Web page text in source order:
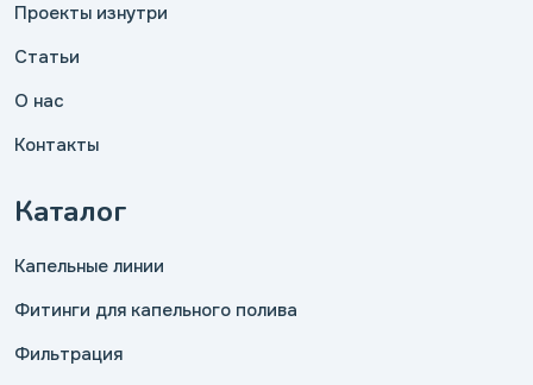
Проекты изнутри
Статьи
О нас
Контакты
Каталог
Капельные линии
Фитинги для капельного полива
Фильтрация